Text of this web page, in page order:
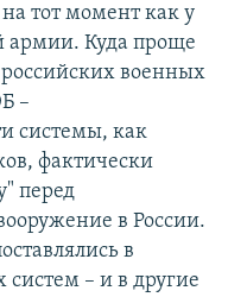
тот момент как у
армии. Куда проще
военных
–
системы, как
фактически
перед
в России.
в
– и в другие